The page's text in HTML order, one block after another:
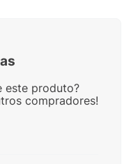
este produto?
compradores!